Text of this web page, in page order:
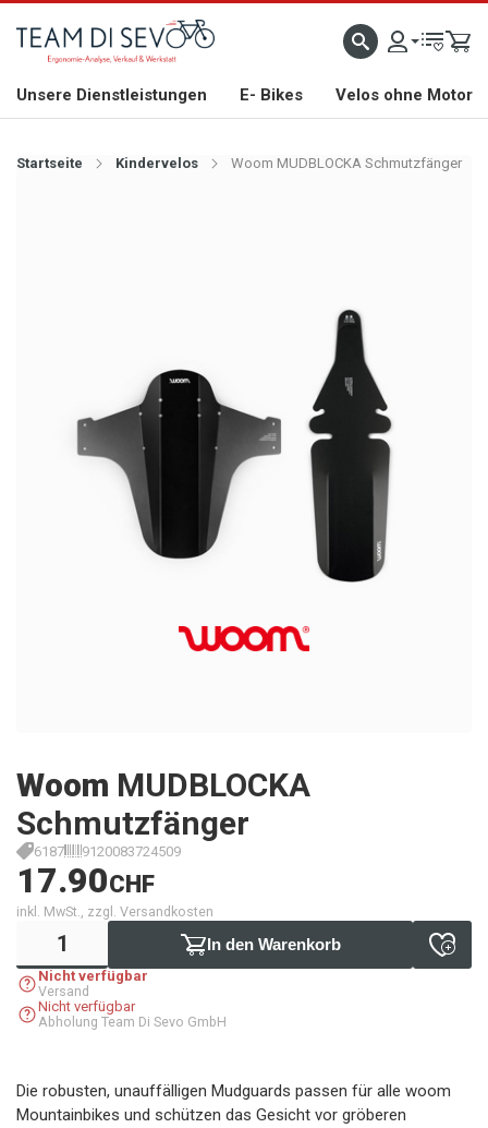
WILLKOMMEN GROSSE AUSWAHL AN RENNRÄDERN, GRAVEL, E-BIKES UND
Unsere Dienstleistungen E- Bikes Velos ohne Motor
Startseite Kindervelos Woom MUDBLOCKA Schmutzfänger
Woom MUDBLOCKA
Schmutzfänger
6187 9120083724509
17.90CHF
inkl. MwSt., zzgl. Versandkosten
In den Warenkorb
Nicht verfügbar
Versand
Nicht verfügbar
Abholung Team Di Sevo GmbH
Die robusten, unauffälligen Mudguards passen für alle woom
Mountainbikes und schützen das Gesicht vor gröberen